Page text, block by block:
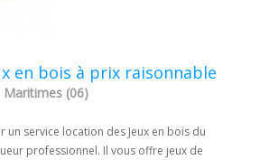
en bois à prix raisonnable
Maritimes (06)
un service location des Jeux en bois du
professionnel. Il vous offre jeux de